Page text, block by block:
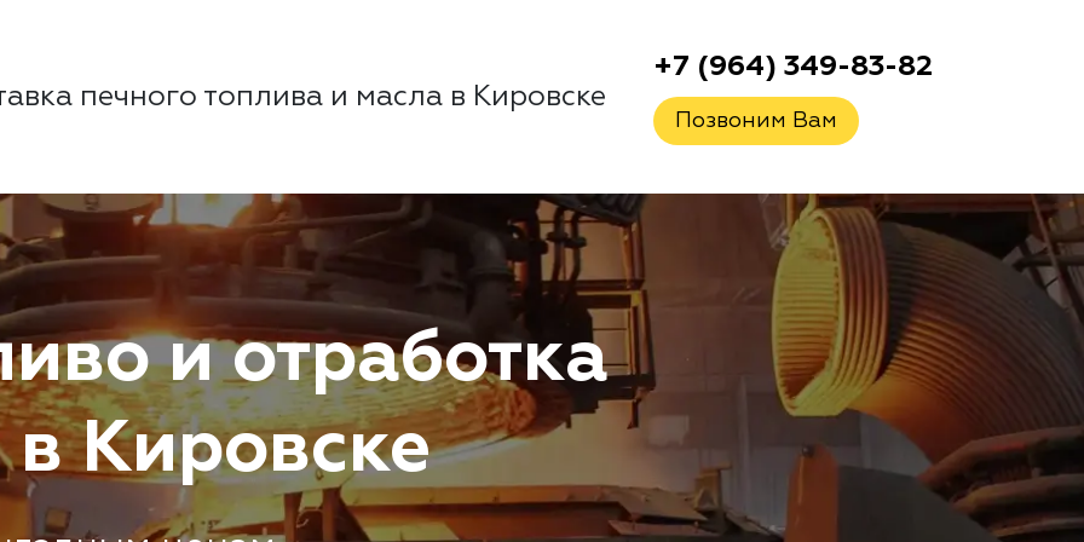
печного топлива и масла в Кировске
+7 (964) 349-83-82
Позвоним Вам
и отработка
в Кировске